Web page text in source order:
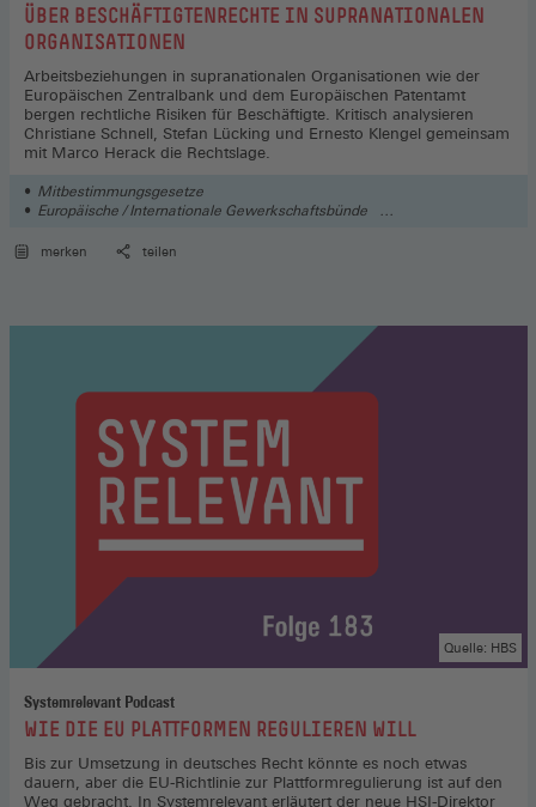
:ÜBER BESCHÄFTIGTENRECHTE IN SUPRANATIONALEN
ORGANISATIONEN
Arbeitsbeziehungen in supranationalen Organisationen wie der
Europäischen Zentralbank und dem Europäischen Patentamt
bergen rechtliche Risiken für Beschäftigte. Kritisch analysieren
Christiane Schnell, Stefan Lücking und Ernesto Klengel gemeinsam
mit Marco Herack die Rechtslage.
Mitbestimmungsgesetze
Europäische / Internationale Gewerkschaftsbünde
merken
teilen
Systemrelevant Podcast
:WIE DIE EU PLATTFORMEN REGULIEREN WILL
Quelle: HBS
Bis zur Umsetzung in deutsches Recht könnte es noch etwas
dauern, aber die EU-Richtlinie zur Plattformregulierung ist auf den
Weg gebracht. In Systemrelevant erläutert der neue HSI-Direktor